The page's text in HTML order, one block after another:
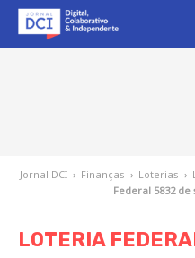
Jornal DCI › Finanças › Loterias ›
Federal 5832 de
LOTERIA